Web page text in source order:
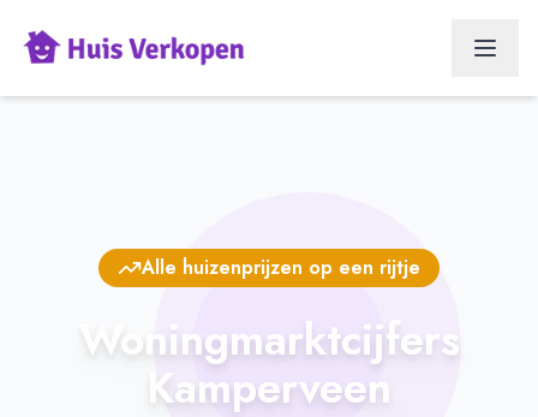
Alle huizenprijzen op een rijtje
Woningmarktcijfers
Kamperveen